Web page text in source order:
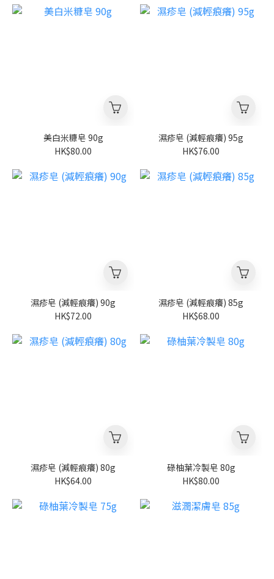
美白米糠皂 90g
HK$80.00
濕疹皂 (減輕痕癢) 95g
HK$76.00
濕疹皂 (減輕痕癢) 90g
HK$72.00
濕疹皂 (減輕痕癢) 85g
HK$68.00
濕疹皂 (減輕痕癢) 80g
HK$64.00
碌柚葉冷製皂 80g
HK$80.00